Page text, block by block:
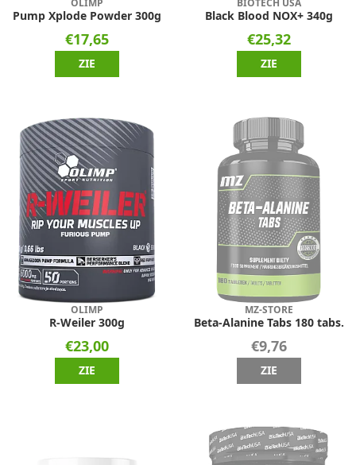
OLIMP
Pump Xplode Powder 300g
€17,65
ZIE
BIOTECH USA
Black Blood NOX+ 340g
€25,32
ZIE
OLIMP
R-Weiler 300g
€23,00
ZIE
MZ-STORE
Beta-Alanine Tabs 180 tabs.
€9,76
ZIE